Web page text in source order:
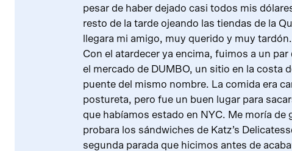
pesar de haber dejado casi todos mis
resto de la tarde ojeando las tiendas de la
llegara mi amigo, muy querido y muy tardón.
Con el atardecer ya encima, fuimos a un
el mercado de DUMBO, un sitio en la costa
puente del mismo nombre. La comida era
postureta, pero fue un buen lugar para
que habíamos estado en NYC. Me moría de
probara los sándwiches de Katz’s
segunda parada que hicimos antes de